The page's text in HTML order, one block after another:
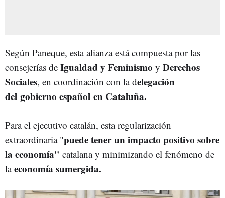
Según Paneque, esta alianza está compuesta por las
consejerías de Igualdad y Feminismo y Derechos
Sociales, en coordinación con la delegación
del gobierno español en Cataluña.
Para el ejecutivo catalán, esta regularización
extraordinaria "puede tener un impacto positivo sobre
la economía" catalana y minimizando el fenómeno de
laeconomía sumergida.